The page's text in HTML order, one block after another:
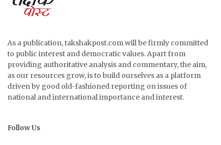
As a publication, takshakpost.com will be firmly committed
to public interest and democratic values. Apart from
providing authoritative analysis and commentary, the aim,
as our resources grow, is to build ourselves as a platform
driven by good old-fashioned reporting on issues of
national and international importance and interest.
Follow Us